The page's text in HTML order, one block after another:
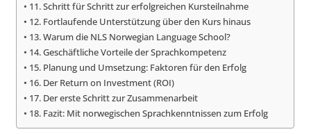
11. Schritt für Schritt zur erfolgreichen Kursteilnahme
12. Fortlaufende Unterstützung über den Kurs hinaus
13. Warum die NLS Norwegian Language School?
14. Geschäftliche Vorteile der Sprachkompetenz
15. Planung und Umsetzung: Faktoren für den Erfolg
16. Der Return on Investment (ROI)
17. Der erste Schritt zur Zusammenarbeit
18. Fazit: Mit norwegischen Sprachkenntnissen zum Erfolg